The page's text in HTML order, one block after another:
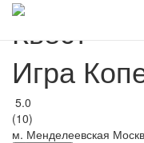
Квест
Игра
5.0
(10)
м. Менделеевская